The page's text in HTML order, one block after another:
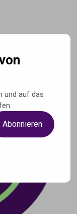
und auf das
Abonnieren